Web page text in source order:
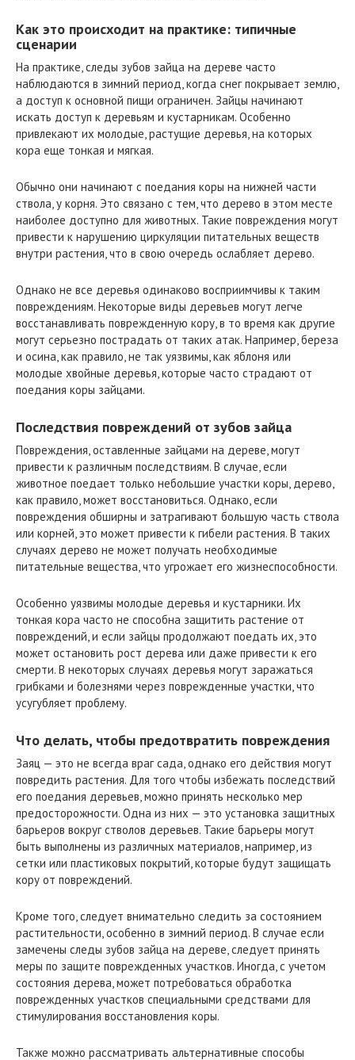
Как это происходит на практике: типичные
сценарии
На практике, следы зубов зайца на дереве часто
наблюдаются в зимний период, когда снег покрывает землю,
а доступ к основной пищи ограничен. Зайцы начинают
искать доступ к деревьям и кустарникам. Особенно
привлекают их молодые, растущие деревья, на которых
кора еще тонкая и мягкая.
Обычно они начинают с поедания коры на нижней части
ствола, у корня. Это связано с тем, что дерево в этом месте
наиболее доступно для животных. Такие повреждения могут
привести к нарушению циркуляции питательных веществ
внутри растения, что в свою очередь ослабляет дерево.
Однако не все деревья одинаково восприимчивы к таким
повреждениям. Некоторые виды деревьев могут легче
восстанавливать поврежденную кору, в то время как другие
могут серьезно пострадать от таких атак. Например, береза
и осина, как правило, не так уязвимы, как яблоня или
молодые хвойные деревья, которые часто страдают от
поедания коры зайцами.
Последствия повреждений от зубов зайца
Повреждения, оставленные зайцами на дереве, могут
привести к различным последствиям. В случае, если
животное поедает только небольшие участки коры, дерево,
как правило, может восстановиться. Однако, если
повреждения обширны и затрагивают большую часть ствола
или корней, это может привести к гибели растения. В таких
случаях дерево не может получать необходимые
питательные вещества, что угрожает его жизнеспособности.
Особенно уязвимы молодые деревья и кустарники. Их
тонкая кора часто не способна защитить растение от
повреждений, и если зайцы продолжают поедать их, это
может остановить рост дерева или даже привести к его
смерти. В некоторых случаях деревья могут заражаться
грибками и болезнями через поврежденные участки, что
усугубляет проблему.
Что делать, чтобы предотвратить повреждения
Заяц — это не всегда враг сада, однако его действия могут
повредить растения. Для того чтобы избежать последствий
его поедания деревьев, можно принять несколько мер
предосторожности. Одна из них — это установка защитных
барьеров вокруг стволов деревьев. Такие барьеры могут
быть выполнены из различных материалов, например, из
сетки или пластиковых покрытий, которые будут защищать
кору от повреждений.
Кроме того, следует внимательно следить за состоянием
растительности, особенно в зимний период. В случае если
замечены следы зубов зайца на дереве, следует принять
меры по защите поврежденных участков. Иногда, с учетом
состояния дерева, может потребоваться обработка
поврежденных участков специальными средствами для
стимулирования восстановления коры.
Также можно рассматривать альтернативные способы